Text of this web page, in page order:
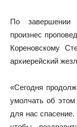
По завершении
произнес
Кореновскому
архиерейский
«Сегодня
умолчать об этом
для нас